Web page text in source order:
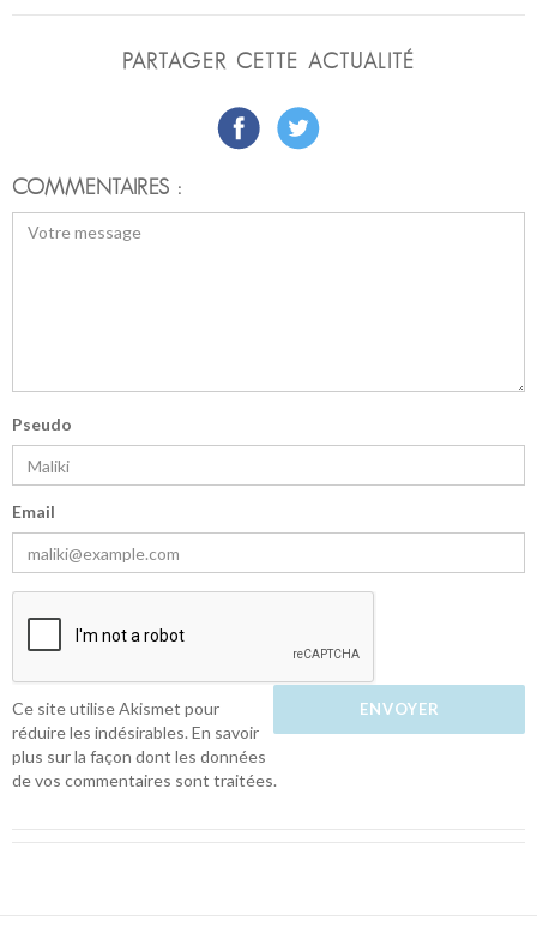
PARTAGER CETTE ACTUALITÉ
COMMENTAIRES :
Pseudo
Email
Ce site utilise Akismet pour
réduire les indésirables.En savoir
plus sur la façon dont les données
de vos commentaires sont traitées.